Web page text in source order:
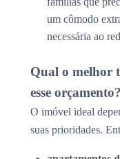
um cômodo
necessária ao
Qual o melhor
esse orçamento?
O imóvel ideal
suas prioridades.